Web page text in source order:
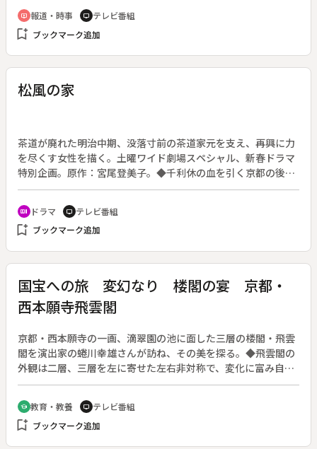
ondemand_video 報道・時事 tv テレビ番組
bookmark_add ブックマーク追加
松風の家
茶道が廃れた明治中期、没落寸前の茶道家元を支え、再興に力
を尽くす女性を描く。土曜ワイド劇場スペシャル、新春ドラマ
特別企画。原作：宮尾登美子。◆千利休の血を引く京都の後之
伴家は家元とは名ばかりで家計は火の車になっていた。１３代
目を継いだ文吉（堤大二郎）は貿易商の妹・益子（檀ふみ）と
結婚するが、益子は健康を害してしまう。次男・舜二郎（本木
雅弘）は茶の修業に耐えられず家を出てしまい、一家の危機は
家を再興しておくれ」と言われていた由良子は、父に自分の出
生の秘密を聞き、益子の兄・盛行（滝田栄）と再婚する決意を
する。
recent_actors ドラマ tv テレビ番組
bookmark_add ブックマーク追加
国宝への旅 変幻なり 楼閣の宴 京都・
西本願寺飛雲閣
京都・西本願寺の一画、滴翠園の池に面した三層の楼閣・飛雲
閣を演出家の蜷川幸雄さんが訪ね、その美を探る。◆飛雲閣の
外観は二層、三層を左に寄せた左右非対称で、変化に富み自由
な造形である。「柳の間」「茶室」などのある一層は静かな落
ち着いた雰囲気、二層の「歌仙の間」は壁に三十六歌仙の「歌
仙図」が描かれ、ここで人々がにぎやかに詩歌に興じた様がし
のばれる。天井、壁すべてを金色に施した三層の「摘星楼」
school 教育・教養 tv テレビ番組
bookmark_add ブックマーク追加